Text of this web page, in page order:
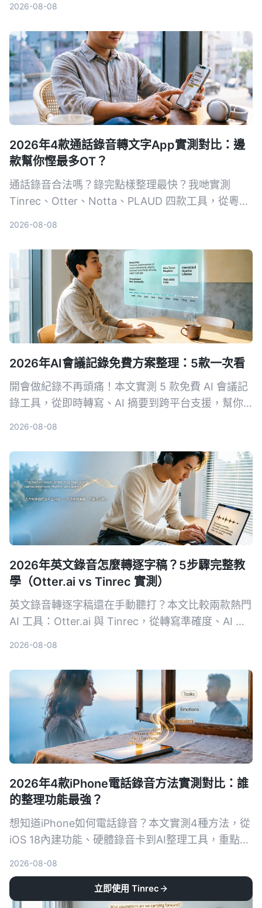
2026-08-08
2026年4款通話錄音轉文字App實測對比：邊
款幫你慳最多OT？
通話錄音合法嗎？錄完點樣整理最快？我哋實測
Tinrec、Otter、Notta、PLAUD 四款工具，從粵語
2026-08-08
2026年AI會議記錄免費方案整理：5款一次看
開會做紀錄不再頭痛！本文實測 5 款免費 AI 會議記
錄工具，從即時轉寫、AI 摘要到跨平台支援，幫你
友。
2026-08-08
2026年英文錄音怎麼轉逐字稿？5步驟完整教
學（Otter.ai vs Tinrec 實測）
英文錄音轉逐字稿還在手動聽打？本文比較兩款熱門
AI 工具：Otter.ai 與 Tinrec，從轉寫準確度、AI 整
器。
2026-08-08
2026年4款iPhone電話錄音方法實測對比：誰
的整理功能最強？
想知道iPhone如何電話錄音？本文實測4種方法，從
iOS 18內建功能、硬體錄音卡到AI整理工具，重點比
2026-08-08
立即使用 Tinrec